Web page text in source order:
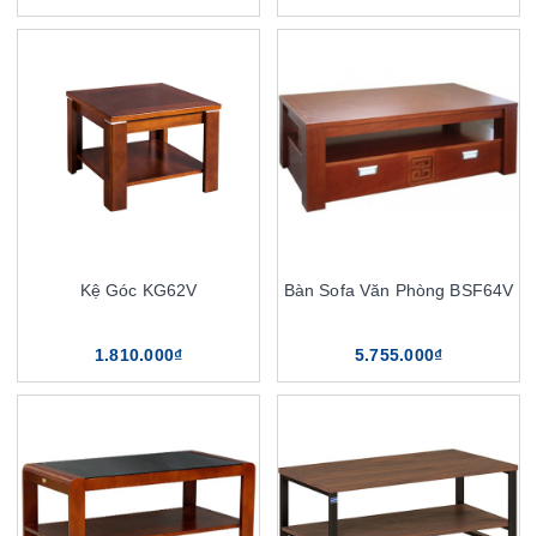
Kệ Góc KG62V
1.810.000₫
Bàn Sofa Văn Phòng BSF64V
5.755.000₫